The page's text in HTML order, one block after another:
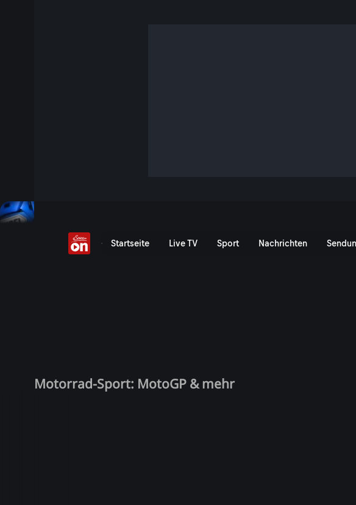
Startseite Live TV Sport Nachrichten
MotoGP: Grand Prix von Italien -
Motorrad-Sport: MotoGP & mehr